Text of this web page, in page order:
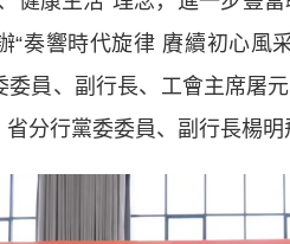
“奏響時代旋律 賡續初心風
委員、副行長、工會主席屠
分行黨委委員、副行長楊明